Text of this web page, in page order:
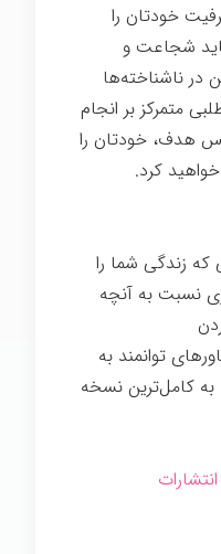
خودتان را
شجاعت و
در ناشناخته‌ها
متمرکز بر انجام
هدف، خودتان را
کرد.
زندگی شما را
نسبت به آنچه
توانمند به
کامل‌ترین نسخه